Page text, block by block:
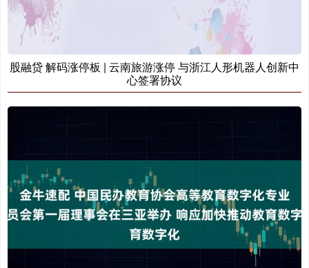
股融贷 解码涨停板 | 云南旅游涨停 与浙江人形机器人创新中
心签署协议